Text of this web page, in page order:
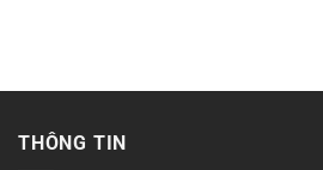
THÔNG TIN